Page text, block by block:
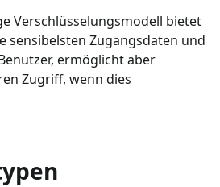
Verschlüsselungsmodell bietet
sensibelsten Zugangsdaten und
ermöglicht aber
Zugriff, wenn dies